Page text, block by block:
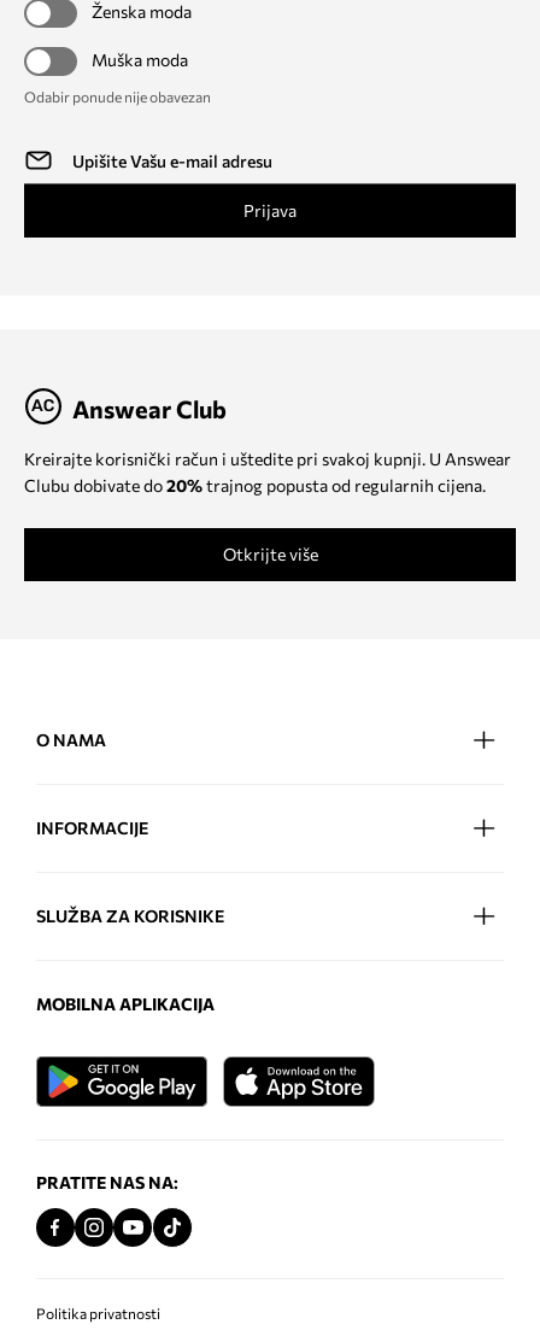
Ženska moda
Muška moda
Odabir ponude nije obavezan
Prijava
Answear Club
Kreirajte korisnički račun i uštedite pri svakoj kupnji. U Answear
Clubu dobivate do20%trajnog popusta od regularnih cijena.
Otkrijte više
O NAMA
INFORMACIJE
SLUŽBA ZA KORISNIKE
MOBILNA APLIKACIJA
PRATITE NAS NA:
Politika privatnosti